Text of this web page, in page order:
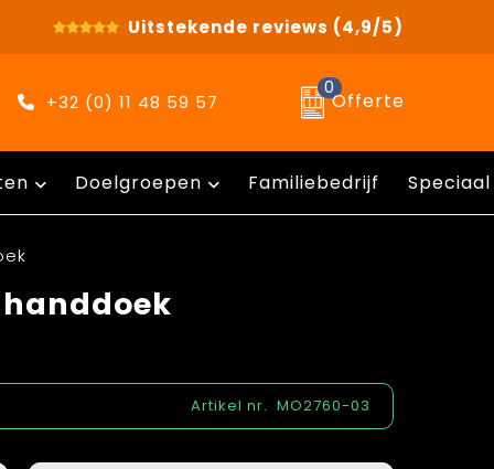
Uitstekende reviews (4,9/5)
+32 (0) 11 48 59 57
0
Offerte
Doelgroepen Familiebedrijf
handdoek
Artikel nr. MO2760-03